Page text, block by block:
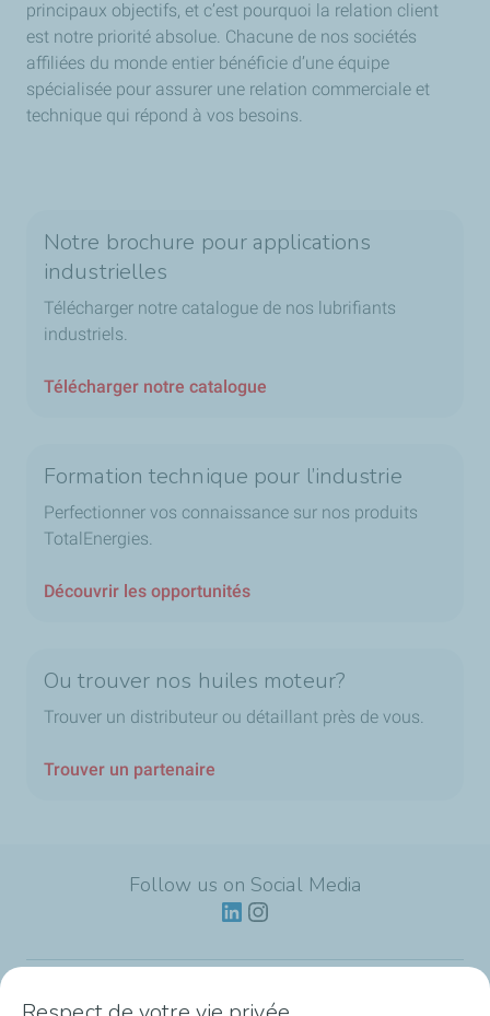
principaux objectifs, et c’est pourquoi la relation client
est notre priorité absolue. Chacune de nos sociétés
affiliées du monde entier bénéficie d’une équipe
spécialisée pour assurer une relation commerciale et
technique qui répond à vos besoins.
Notre brochure pour applications
industrielles
Télécharger notre catalogue de nos lubrifiants
industriels.
Télécharger notre catalogue
Formation technique pour l’industrie
Perfectionner vos connaissance sur nos produits
TotalEnergies.
Découvrir les opportunités
Ou trouver nos huiles moteur?
Trouver un distributeur ou détaillant près de vous.
Trouver un partenaire
Follow us on Social Media